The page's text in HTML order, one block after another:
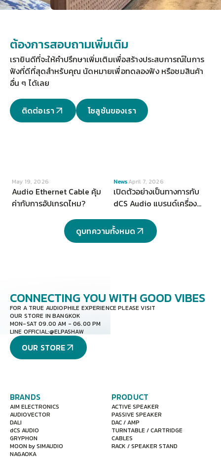
ต้องการสอบถามเพิ่มเติม
เรายินดีที่จะให้คำปรึกษาเพิ่มเติมเพื่อสร้างประสบการณ์ในการ
ฟังที่ดีที่สุดสำหรับคุณ นัดหมายเพื่อทดลองฟัง หรือชมสินค้า
อื่น ๆ ได้เลย
ติดต่อเรา โซลูชันของเรา
May 19, 2026
Audio Ethernet Cable คุ้ม
ค่ากับการอัปเกรดไหม?
VIEW
NewsApril 7, 2026
เปิดตัวอย่างเป็นทางการกับ
dCS Audio แบรนด์เครื่อง
ราชอาณาจักร
ดูบทความทั้งหมด
CONNECTING YOU WITH GOOD VIBES
FOR A TRUE AUDIOPHILE EXPERIENCE PLEASE VISIT
OUR STORE IN BANGKOK
MON-SAT 09.00 AM - 06.00 PM
LINE OFFICIAL:@ELPASHAW
OUR STORE
BRANDS
AIM ELECTRONICS
AUDIOVECTOR
DALI
dCS AUDIO
GRYPHON
MOON by SIMAUDIO
NAGAOKA
PRODUCT
ACTIVE SPEAKER
PASSIVE SPEAKER
DAC / AMP
TURNTABLE / CARTRIDGE
CABLES
RACK / SPEAKER STAND